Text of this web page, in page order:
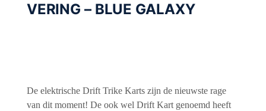
VERING – BLUE GALAXY
De elektrische Drift Trike Karts zijn de nieuwste rage
van dit moment! De ook wel Drift Kart genoemd heeft